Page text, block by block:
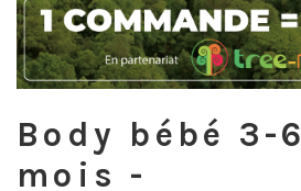
Body bébé 3-6
mois -